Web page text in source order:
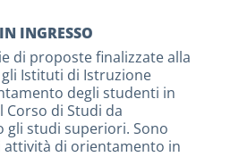
INGRESSO
di proposte finalizzate alla
Istituti di Istruzione
degli studenti in
Corso di Studi da
studi superiori. Sono
attività di orientamento in